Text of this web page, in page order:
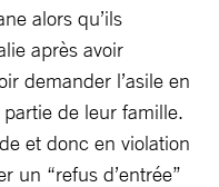
alors qu’ils
après avoir
demander l’asile en
de leur famille.
et donc en violation
un “refus d’entrée”